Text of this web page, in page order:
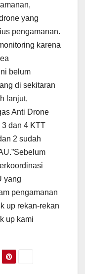
yang
pengamanan.
karena
belum
di sekitaran
lanjut,
Anti Drone
dan 4 KTT
2 sudah
yang
pengamanan
up rekan-rekan
up kami